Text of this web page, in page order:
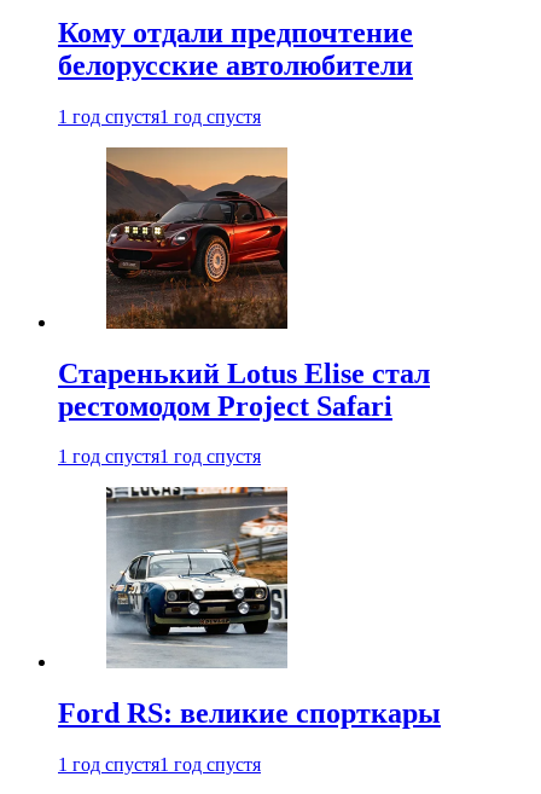
Кому отдали предпочтение
белорусские автолюбители
1 год спустя1 год спустя
Старенький Lotus Elise стал
рестомодом Project Safari
1 год спустя1 год спустя
Ford RS: великие спорткары
1 год спустя1 год спустя